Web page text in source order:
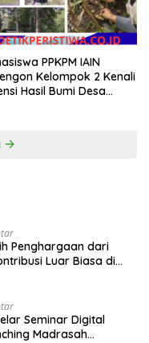
PPKPM IAIN
Kelompok 2 Kenali
Hasil Bumi Desa
Penghargaan dari
Luar Biasa di
Seminar Digital
Madrasah